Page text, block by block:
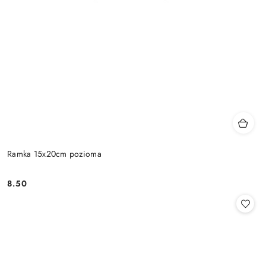
Ramka 15x20cm pozioma
Cena:
8.50